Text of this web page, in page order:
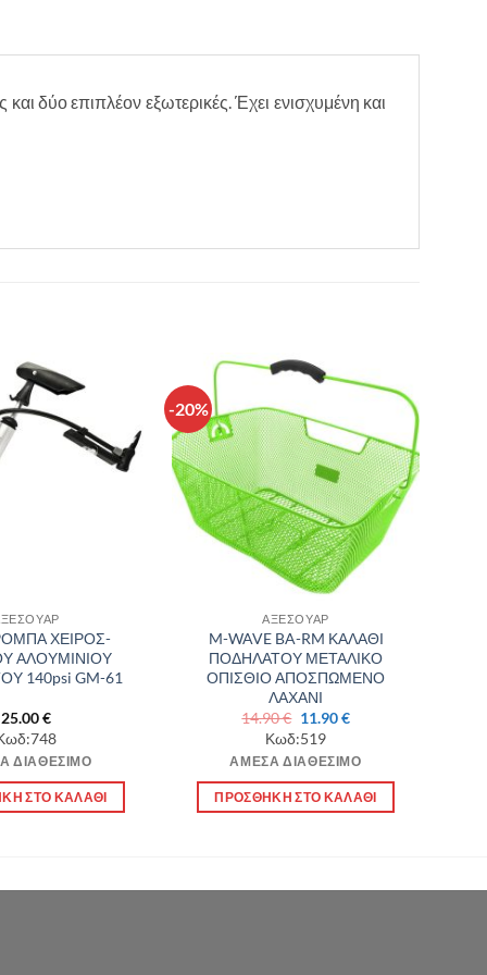
δύο επιπλέον εξωτερικές. Έχει ενισχυμένη και
στην λίστα
επιθυμιών
ΧΕΙΡΟΣ-
ΑΛΟΥΜΙΝΙΟΥ
140psi GM-61
25.00€
ΔΙΑΘΈΣΙΜΟ
ΣΤΟ ΚΑΛΆΘΙ
-20%
στην λίστα
επιθυμιών
ΑΞΕΣΟΥΑΡ
M-WAVE BA-RM ΚΑΛΑΘΙ
ΠΟΔΗΛΑΤΟΥ ΜΕΤΑΛΙΚΟ
ΟΠΙΣΘΙΟ ΑΠΟΣΠΩΜΕΝΟ
ΛΑΧΑΝΙ
14.90€ Original
price
was:
14.90 €.
11.90€Η
είναι:
11.90 €.
Κωδ:519
ΆΜΕΣΑ ΔΙΑΘΈΣΙΜΟ
ΠΡΟΣΘΉΚΗ ΣΤΟ ΚΑΛΆΘΙ